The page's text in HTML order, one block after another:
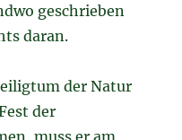
geschrieben
daran.
der Natur
der
muss er am